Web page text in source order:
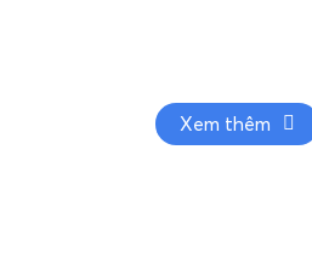
Xem thêm